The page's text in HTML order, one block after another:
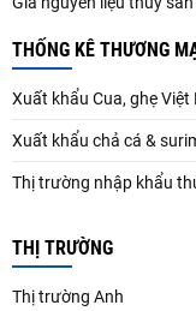
THỐNG KÊ THƯƠNG
Xuất khẩu Cua, ghẹ
Xuất khẩu chả cá &
Thị trường nhập khẩu
THỊ TRƯỜNG
Thị trường Anh